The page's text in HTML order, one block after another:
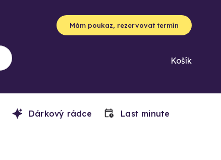
Mám poukaz, rezervovat termín
Košík
Dárkový rádce Last minute